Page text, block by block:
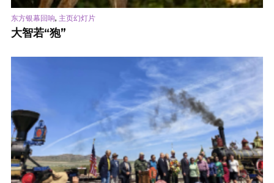
东方银幕回响, 主页幻灯片
大智若“狍”